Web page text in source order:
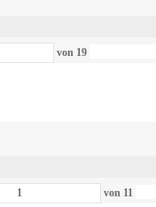
von 19
von 11